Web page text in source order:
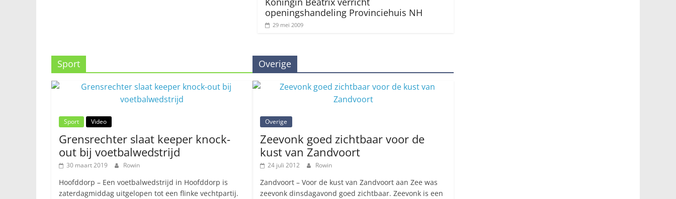
openingshandeling Provinciehuis NH
29 mei 2009
Sport
Sport Video
Grensrechter slaat keeper knock-
out bij voetbalwedstrijd
30 maart 2019 Rowin
Hoofddorp – Een voetbalwedstrijd in Hoofddorp is
zaterdagmiddag uitgelopen tot een flinke vechtpartij.
Overige
Overige
Zeevonk goed zichtbaar voor de
kust van Zandvoort
24 juli 2012 Rowin
Zandvoort – Voor de kust van Zandvoort aan Zee was
zeevonk dinsdagavond goed zichtbaar. Zeevonk is een